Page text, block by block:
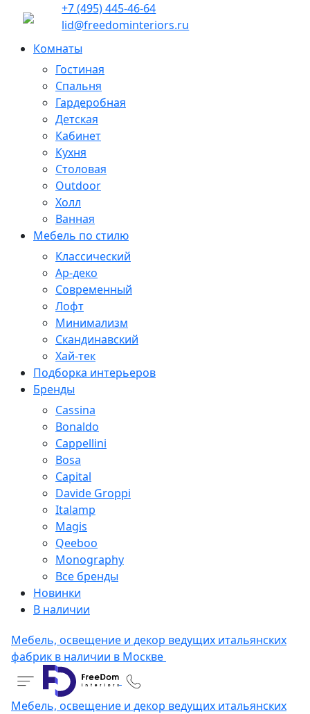
+7 (495) 445-46-64
lid@freedominteriors.ru
Комнаты
Гостиная
Спальня
Гардеробная
Детская
Кабинет
Кухня
Столовая
Outdoor
Холл
Ванная
Мебель по стилю
Классический
Ар-деко
Современный
Лофт
Минимализм
Скандинавский
Хай-тек
Подборка интерьеров
Бренды
Cassina
Bonaldo
Cappellini
Bosa
Capital
Davide Groppi
Italamp
Magis
Qeeboo
Monography
Все бренды
Новинки
В наличии
Мебель, освещение и декор ведущих итальянских
фабрик в наличии в Москве
Мебель, освещение и декор ведущих итальянских